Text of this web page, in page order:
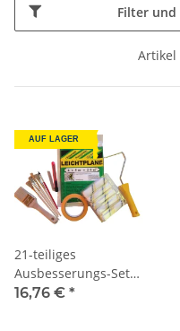
Filter
Artikel
AUF LAGER
21-teiliges
Ausbesserungs-Set
für kleine
16,76 € *